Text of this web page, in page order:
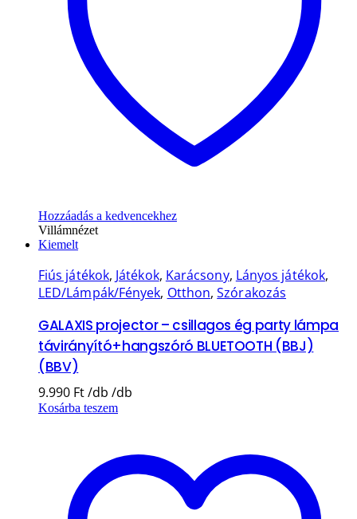
Hozzáadás a kedvencekhez
Villámnézet
Kiemelt
Fiús játékok, Játékok, Karácsony, Lányos játékok,
LED/Lámpák/Fények, Otthon,Szórakozás
GALAXIS projector – csillagos ég party lámpa
távirányító+hangszóró BLUETOOTH (BBJ)
(BBV)
9.990 Ft
Kosárba teszem